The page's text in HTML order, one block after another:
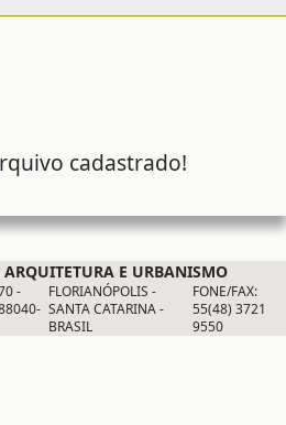
cadastrado!
ARQUITETURA E URBANISMO
-
FLORIANÓPOLIS -
SANTA CATARINA -
BRASIL
FONE/FAX:
55(48) 3721
9550